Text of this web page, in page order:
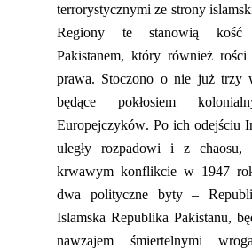
terrorystycznymi ze strony
Regiony te stanowią
Pakistanem, który również
prawa. Stoczono o nie już trzy
będące pokłosiem
Europejczyków. Po ich odejściu
uległy rozpadowi i z chaosu,
krwawym konflikcie w 1947
dwa polityczne byty –
Islamska Republika Pakistanu,
nawzajem śmiertelnymi